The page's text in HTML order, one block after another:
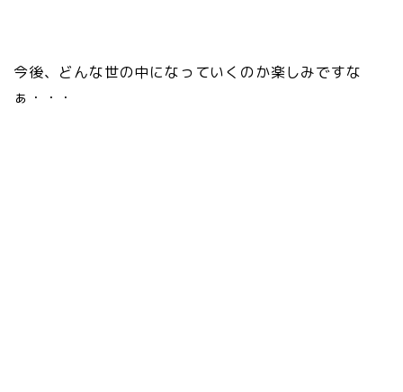
今後、どんな世の中になっていくのか楽しみですな
ぁ・・・